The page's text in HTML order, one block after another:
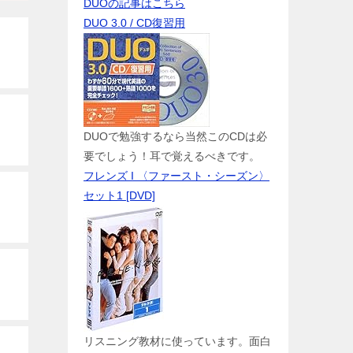
DUOの記事はこちら
DUO 3.0 / CD復習用
DUOで勉強するなら当然このCDは必
要でしょう！耳で覚えるべきです。
フレンズ I 〈ファースト・シーズン〉
セット1 [DVD]
リスニング教材に使っています。面白